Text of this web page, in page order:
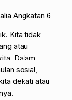
Angkatan 6
Kita tidak
atau
Dalam
sosial,
dekati atau